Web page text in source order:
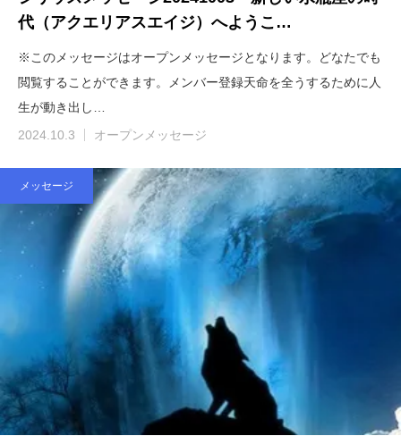
代（アクエリアスエイジ）へようこ…
※このメッセージはオープンメッセージとなります。どなたでも
閲覧することができます。メンバー登録天命を全うするために人
生が動き出し…
2024.10.3
オープンメッセージ
メッセージ